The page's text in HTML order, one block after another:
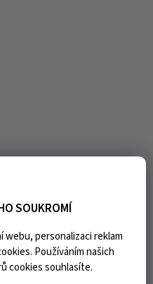
SOUKROMÍ
webu, personalizaci reklam
Používáním našich
cookies souhlasíte.